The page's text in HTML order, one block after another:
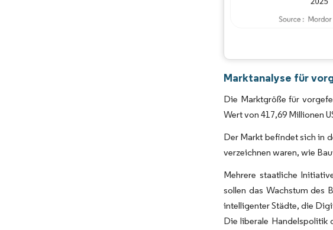
Bild © Mordor
Marktanalyse für
Die Marktgröße für
Wert von 417,69 Millionen
Der Markt befindet sich in
verzeichnen waren, wie
Mehrere staatliche
sollen das Wachstum des
intelligenter Städte, die
Die liberale Handelspolitik